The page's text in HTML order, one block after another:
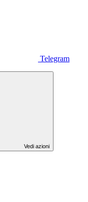
Telegram
Vedi azioni